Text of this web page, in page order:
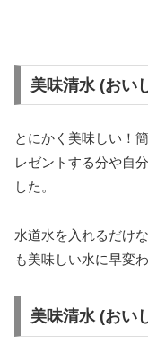
美味清水 (おい
とにかく美味しい！
レゼントする分や自
した。
水道水を入れるだけ
も美味しい水に早変
美味清水 (おい